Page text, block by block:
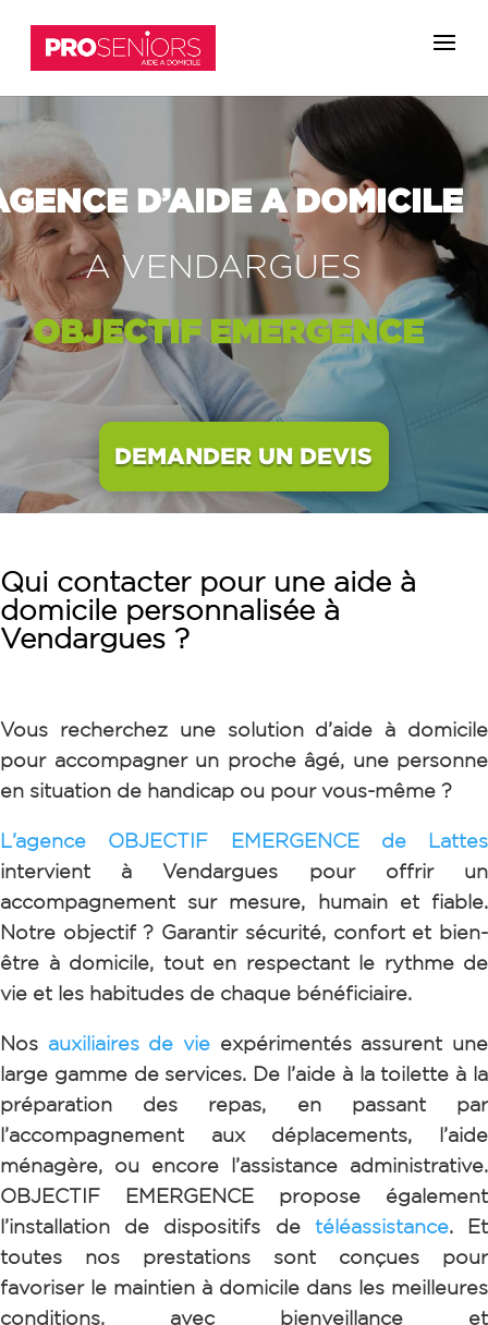
D’AIDE A DOMICILE
A VENDARGUES
OBJECTIF EMERGENCE
DEMANDER UN DEVIS
Qui contacter pour une aide à
domicile personnalisée à
Vendargues ?
Vous recherchez une solution d’aide à domicile
pour accompagner un proche âgé, une personne
en situation de handicap ou pour vous-même ?
L’agence OBJECTIF EMERGENCE de Lattes
intervient à Vendargues pour offrir un
accompagnement sur mesure, humain et fiable.
Notre objectif ? Garantir sécurité, confort et bien-
être à domicile, tout en respectant le rythme de
vie et les habitudes de chaque bénéficiaire.
Nos auxiliaires de vie expérimentés assurent une
large gamme de services. De l’aide à la toilette à la
préparation des repas, en passant par
l’accompagnement aux déplacements, l’aide
ménagère, ou encore l’assistance administrative.
OBJECTIF EMERGENCE propose également
l’installation de dispositifs de téléassistance.Et
toutes nos prestations sont conçues pour
favoriser le maintien à domicile dans les meilleures
conditions, avec bienveillance et